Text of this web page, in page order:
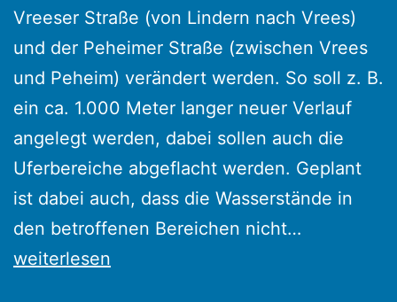
Vreeser Straße (von Lindern nach Vrees)
und der Peheimer Straße (zwischen Vrees
und Peheim) verändert werden. So soll z. B.
ein ca. 1.000 Meter langer neuer Verlauf
angelegt werden, dabei sollen auch die
Uferbereiche abgeflacht werden. Geplant
ist dabei auch, dass die Wasserstände in
den betroffenen Bereichen nicht…
weiterlesen